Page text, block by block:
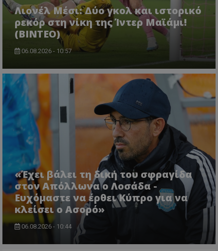
Λιονέλ Μέσι: Δύο γκολ και ιστορικό
ρεκόρ στη νίκη της Ίντερ Μαϊάμι!
(ΒΙΝΤΕΟ)
06.08.2026 - 10:57
«Έχει βάλει τη δική του σφραγίδα
στον Απόλλωνα ο Λοσάδα -
Ευχόμαστε να έρθει Κύπρο για να
κλείσει ο Ασορό»
06.08.2026 - 10:44